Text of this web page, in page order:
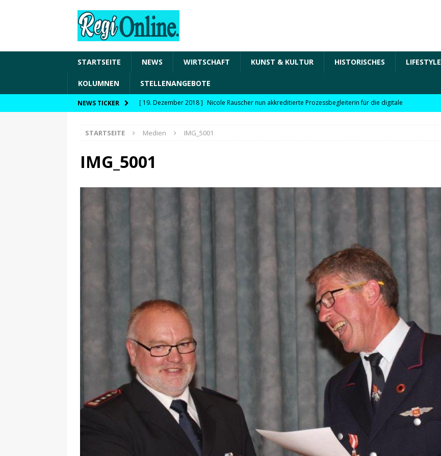
STARTSEITE NEWS WIRTSCHAFT KUNST & KULTUR HISTORISCHES LIFESTYLE
KOLUMNEN STELLENANGEBOTE
NEWS TICKER [ 19. Dezember 2018 ] Nicole Rauscher nun akkreditierte Prozessbegleiterin für die digitale
WIRTSCHAFT
[ 19. Dezember 2018 ]
förderfähige Handlungsfelder für KMU
WIRTSCHAFT
[ 30. Dezember 2020 ]
Selbständigen und freien Mitarbeitern mehr Raum geben wegen Corona
Nützliche Informationen für Unternehmen die von der Corona-Krise betroffen
sind!
WIRTSCHAFT
[ 17. März 2020 ]
Wichtige Informationen über das von der Bundesregierung veröffentlichte
Schutzschild für Beschäftigte und Unternehmen
[ 18. Dezember 2019 ]
Der Mitarbeiter*in als Kraft für neue Konzepte und Innovationen
WIRTSCHAFT
STARTSEITE Medien IMG_5001
IMG_5001